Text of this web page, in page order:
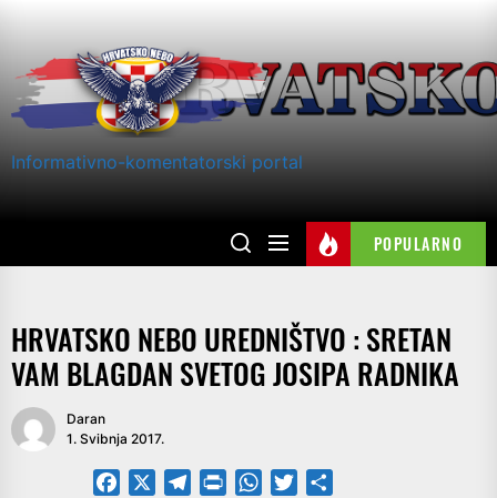
content
Informativno-komentatorski portal
POPULARNO
HRVATSKO NEBO UREDNIŠTVO : SRETAN
VAM BLAGDAN SVETOG JOSIPA RADNIKA
Daran
1. Svibnja 2017.
Facebook TelegramPrintFriendly
WhatsApp
Twitter